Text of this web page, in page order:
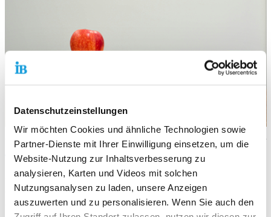
Datenschutzeinstellungen
Wir möchten Cookies und ähnliche Technologien sowie
Partner-Dienste mit Ihrer Einwilligung einsetzen, um die
Website-Nutzung zur Inhaltsverbesserung zu
analysieren, Karten und Videos mit solchen
Nutzungsanalysen zu laden, unsere Anzeigen
auszuwerten und zu personalisieren. Wenn Sie auch den
Themenschwerpunkte:
- Arbeit und Beruf
- Wissen rund ums Wohnen
- Praxiswerkstatt